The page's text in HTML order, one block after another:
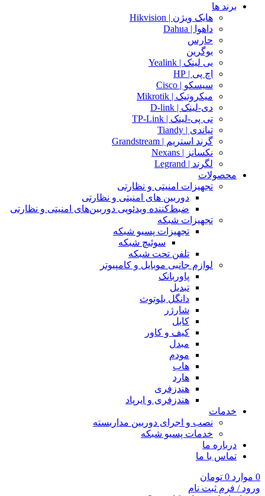
برند ها
هایک ویژن | Hikvision
داهوا | Dahua
حارس
یوگرین
یی لینک | Yealink
اچ پی | HP
سیسکو | Cisco
میکروتیک | Mikrotik
دی-لینک | D-link
تی پی-لینک | TP-Link
تیاندی | Tiandy
گرند استریم | Grandstream
نکسانز | Nexans
لگرند | Legrand
محصولات
تجهیزات امنیتی و نظارتی
دوربین های امنیتی و نظارتی
ضبط‌کننده ویدئویی دوربین‌های امنیتی و نظارتی
تجهیزات شبکه
تجهیزات پسیو شبکه
سوئیچ‌ شبکه
تلفن تحت شبکه
لوازم جانبی موبایل و کامپیوتر
پاوربانک
تبدیل
دانگل بلوتوث
شارژر
کابل
کیف و کاور
مبدل
مودم
هاب
هارد
هندزفری
هندزفری و ایرپاد
خدمات
نصب و اجرای دوربین مداربسته
خدمات پسیو شبکه
درباره ما
تماس با ما
0 موارد 0 تومان
ورود / فرم ثبت نام